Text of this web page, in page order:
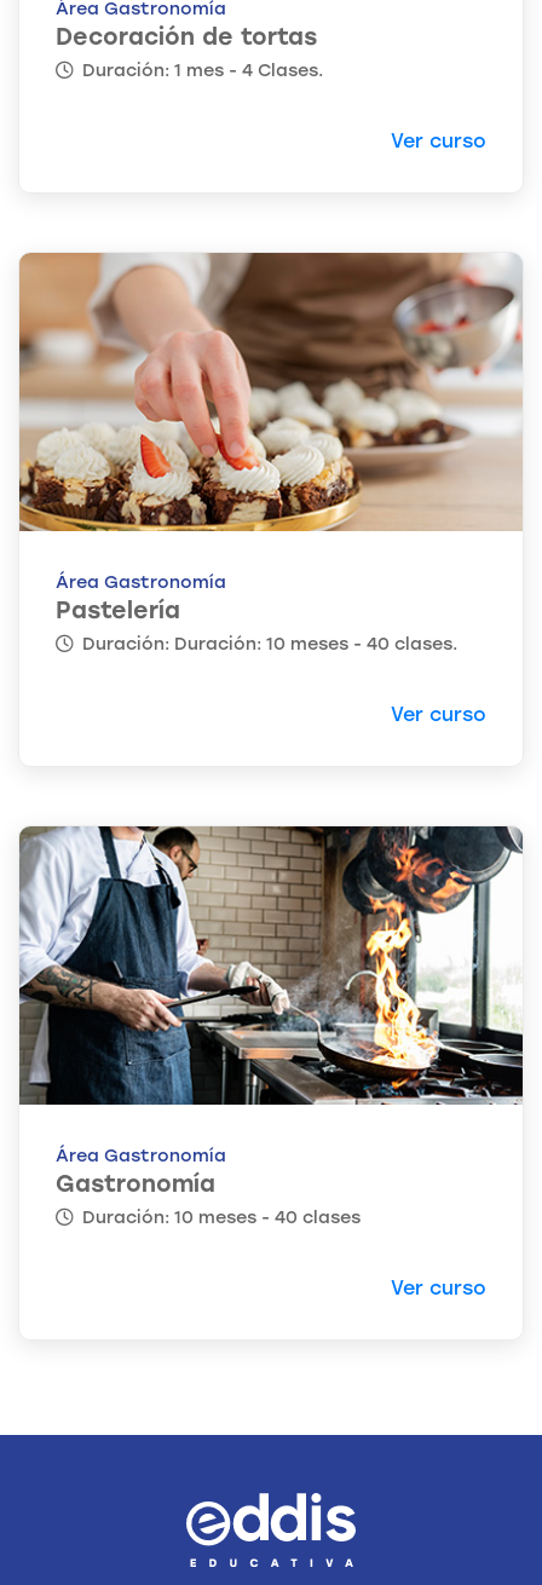
Área Gastronomía
Decoración de tortas
Duración: 1 mes - 4 Clases.
Ver curso
Área Gastronomía
Pastelería
Duración: Duración: 10 meses - 40 clases.
Ver curso
Área Gastronomía
Gastronomía
Duración: 10 meses - 40 clases
Ver curso